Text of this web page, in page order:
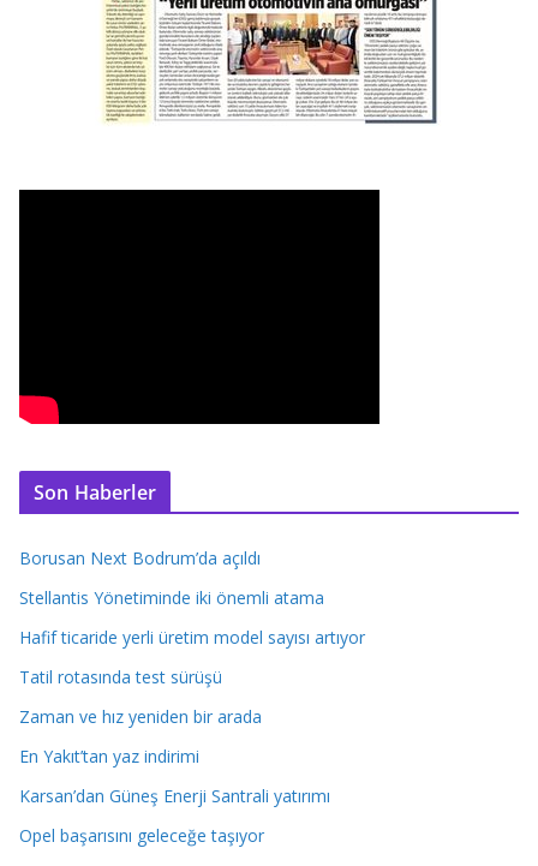
Son Haberler
Borusan Next Bodrum’da açıldı
Stellantis Yönetiminde iki önemli atama
Hafif ticaride yerli üretim model sayısı artıyor
Tatil rotasında test sürüşü
Zaman ve hız yeniden bir arada
En Yakıt’tan yaz indirimi
Karsan’dan Güneş Enerji Santrali yatırımı
Opel başarısını geleceğe taşıyor